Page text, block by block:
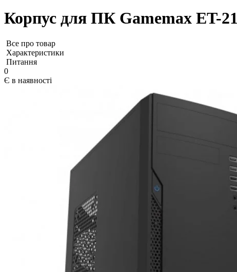
Корпус для ПК Gamemax ET-
Все про товар
Характеристики
Питання
0
Є в наявності